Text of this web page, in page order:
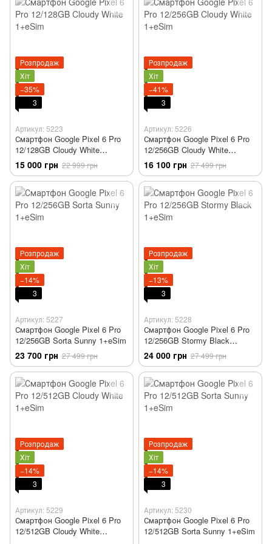
Розпродаж
Хіт
−35%
3
Артикул: 5223
Смартфон Google Pixel 6 Pro
12/128GB Cloudy White
1+eSim
15 000 грн 22 999 грн
Розпродаж
Хіт
−41%
3
Артикул: 5226
Смартфон Google Pixel 6 Pro
12/256GB Cloudy White
1+eSim
16 100 грн 27 499 грн
Розпродаж
Хіт
−14%
3
Артикул: 5227
Смартфон Google Pixel 6 Pro
12/256GB Sorta Sunny 1+eSim
23 700 грн 27 499 грн
Розпродаж
Хіт
−13%
3
Артикул: 5228
Смартфон Google Pixel 6 Pro
12/256GB Stormy Black
1+eSim
24 000 грн 27 499 грн
Розпродаж
Хіт
−14%
3
Артикул: 5229
Смартфон Google Pixel 6 Pro
12/512GB Cloudy White
Розпродаж
Хіт
−14%
3
Артикул: 5230
Смартфон Google Pixel 6 Pro
12/512GB Sorta Sunny 1+eSim